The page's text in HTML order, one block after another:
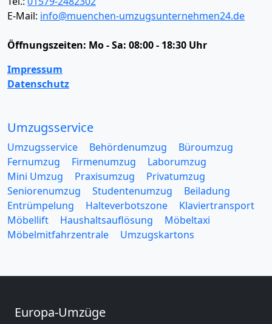
E-Mail: info@muenchen-umzugsunternehmen24.de
Öffnungszeiten: Mo - Sa: 08:00 - 18:30 Uhr
Impressum
Datenschutz
Umzugsservice
Umzugsservice Behördenumzug
Büroumzug
Fernumzug
Firmenumzug
Laborumzug
Mini Umzug
Praxisumzug
Privatumzug
Seniorenumzug
Studentenumzug
Beiladung
Entrümpelung
Halteverbotszone
Klaviertransport
Möbellift
Haushaltsauflösung
Möbeltaxi
Möbelmitfahrzentrale
Umzugskartons
Europa-Umzüge